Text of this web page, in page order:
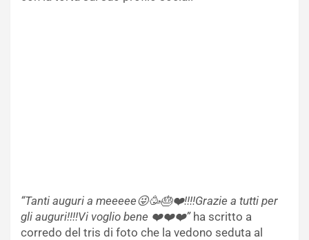
“Tanti auguri a meeeee😜🥳🎂❤️!!!!Grazie a tutti per
gli auguri!!!!Vi voglio bene ❤️❤️❤️”ha scritto a
corredo del tris di foto che la vedono seduta al